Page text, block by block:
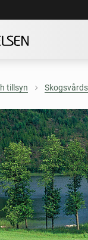
tillsyn